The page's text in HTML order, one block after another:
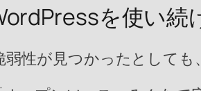
を使い続
性が見つかったとしても、